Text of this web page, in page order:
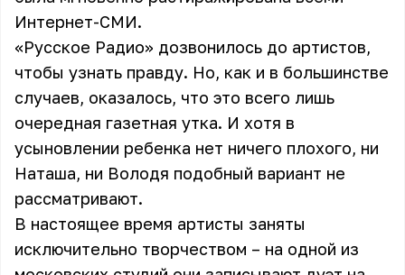
Интернет-СМИ.
«Русское Радио» дозвонилось до артистов,
чтобы узнать правду. Но, как и в большинстве
случаев, оказалось, что это всего лишь
очередная газетная утка. И хотя в
усыновлении ребенка нет ничего плохого, ни
Наташа, ни Володя подобный вариант не
рассматривают.
В настоящее время артисты заняты
исключительно творчеством – на одной из